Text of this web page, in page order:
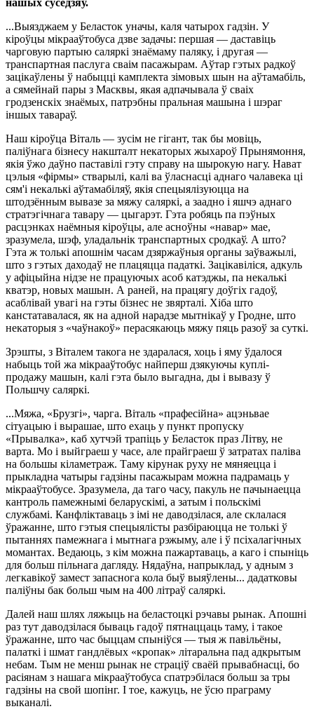
...Выязджаем у Беласток уначы, каля чатырох гадзін. У
кіроўцы мікрааўтобуса дзве задачы: першая — даставіць
чарговую партыю саляркі знаёмаму паляку, і другая —
транспартная паслуга сваім пасажырам. Аўтар гэтых радкоў
зацікаўлены ў набыцці камплекта зімовых шын на аўтамабіль,
а сямейнай пары з Масквы, якая адпачывала ў сваіх
гродзенскіх знаёмых, патрэбны пральная машына і шэраг
іншых тавараў.
Наш кіроўца Віталь — зусім не гігант, так бы мовіць,
паліўнага бізнесу накшталт некаторых жыхароў Прынямоння,
якія ўжо даўно паставілі гэту справу на шырокую нагу. Нават
цэлыя «фірмы» стварылі, калі ва ўласнасці аднаго чалавека ці
сям'і некалькі аўтамабіляў, якія спецыялізуюцца на
штодзённым вывазе за мяжу саляркі, а заадно і яшчэ аднаго
стратэгічнага тавару — цыгарэт. Гэта робяць па пэўных
расцэнках наёмныя кіроўцы, але асноўны «навар» мае,
зразумела, шэф, уладальнік транспартных сродкаў. А што?
Гэта ж толькі апошнім часам дзяржаўныя органы заўважылі,
што з гэтых даходаў не плацяцца падаткі. Зацікавіліся, адкуль
у афіцыйна нідзе не працуючых асоб катэджы, па некалькі
кватэр, новых машын. А раней, на працягу доўгіх гадоў,
асаблівай увагі на гэты бізнес не звярталі. Хіба што
канстатавалася, як на адной нарадзе мытнікаў у Гродне, што
некаторыя з «чаўнакоў» перасякаюць мяжу пяць разоў за суткі.
Зрэшты, з Віталем такога не здаралася, хоць і яму ўдалося
набыць той жа мікрааўтобус найперш дзякуючы куплі-
продажу машын, калі гэта было выгадна, ды і вывазу ў
Польшчу саляркі.
...Мяжа, «Брузгі», чарга. Віталь «прафесійна» ацэньвае
сітуацыю і вырашае, што ехаць у пункт пропуску
«Прывалка», каб хутчэй трапіць у Беласток праз Літву, не
варта. Мо і выйграеш у часе, але прайграеш ў затратах паліва
на большы кіламетраж. Таму кірунак руху не мяняецца і
прыкладна чатыры гадзіны пасажырам можна падрамаць у
мікрааўтобусе. Зразумела, да таго часу, пакуль не пачынаецца
кантроль памежнымі беларускімі, а затым і польскімі
службамі. Канфліктаваць з імі не даводзілася, але склалася
ўражанне, што гэтыя спецыялісты разбіраюцца не толькі ў
пытаннях памежнага і мытнага рэжыму, але і ў псіхалагічных
момантах. Ведаюць, з кім можна пажартаваць, а каго і спыніць
для больш пільнага дагляду. Нядаўна, напрыклад, у адным з
легкавікоў замест запаснога кола быў выяўлены... дадатковы
паліўны бак больш чым на 400 літраў саляркі.
Далей наш шлях ляжыць на беластоцкі рэчавы рынак. Апошні
раз тут даводзілася бываць гадоў пятнаццаць таму, і такое
ўражанне, што час быццам спыніўся — тыя ж павільёны,
палаткі і шмат гандлёвых «кропак» літаральна пад адкрытым
небам. Тым не менш рынак не страціў сваёй прывабнасці, бо
расіянам з нашага мікрааўтобуса спатрэбілася больш за тры
гадзіны на свой шопінг. І тое, кажуць, не ўсю праграму
выканалі.